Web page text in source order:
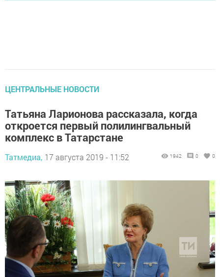
ЦЕНТРАЛЬНЫЕ НОВОСТИ
Татьяна Ларионова рассказала, когда
откроется первый полилингвальный
комплекс в Татарстане
Татмедиа, 17 августа 2019 - 11:52 1942 0 0